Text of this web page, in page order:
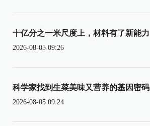
十亿分之一米尺度上，材料有了新能力
2026-08-05 09:26
科学家找到生菜美味又营养的基因密码
2026-08-05 09:24